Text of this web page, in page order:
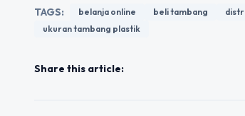
TAGS: belanja online beli tambang distr
ukuran tambang plastik
Share this article: